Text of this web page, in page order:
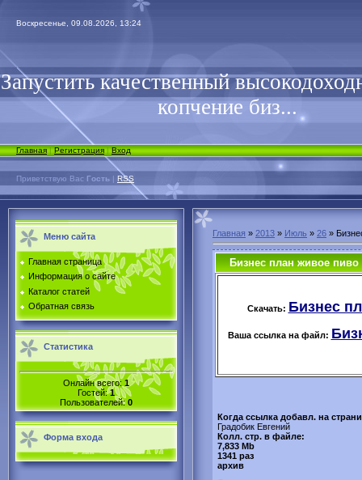
Воскресенье, 09.08.2026, 13:24
Запустить качественный
копчение биз...
Главная|Регистрация|Вход
Приветствую Вас Гость | RSS
Меню сайта
Главная страница
Информация о сайте
Каталог статей
Обратная связь
Статистика
Онлайн всего: 1
Гостей:1
Пользователей:0
Форма входа
Главная » 2013 » Июль » 26 »
Бизнес план живое пиво
Скачать: Бизнес
Ваша ссылка на файл:
Когда ссылка добавл. на
Градобик Евгений
Колл. стр. в файле:
7,833 Mb
1341 раз
архив